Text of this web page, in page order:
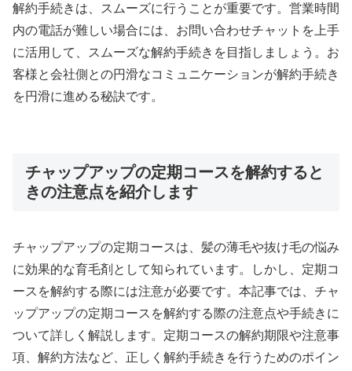
解約手続きは、スムーズに行うことが重要です。営業時間
内の電話が難しい場合には、お問い合わせチャットを上手
に活用して、スムーズな解約手続きを目指しましょう。お
客様と会社側との円滑なコミュニケーションが解約手続き
を円滑に進める秘訣です。
チャップアップの定期コースを解約すると
きの注意点を紹介します
チャップアップの定期コースは、髪の薄毛や抜け毛の悩み
に効果的な育毛剤として知られています。しかし、定期コ
ースを解約する際には注意が必要です。本記事では、チャ
ップアップの定期コースを解約する際の注意点や手続きに
ついて詳しく解説します。定期コースの解約期限や注意事
項、解約方法など、正しく解約手続きを行うためのポイン